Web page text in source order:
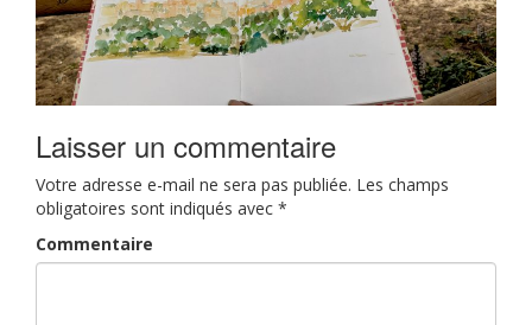
Laisser un commentaire
Votre adresse e-mail ne sera pas publiée. Les champs
obligatoires sont indiqués avec *
Commentaire